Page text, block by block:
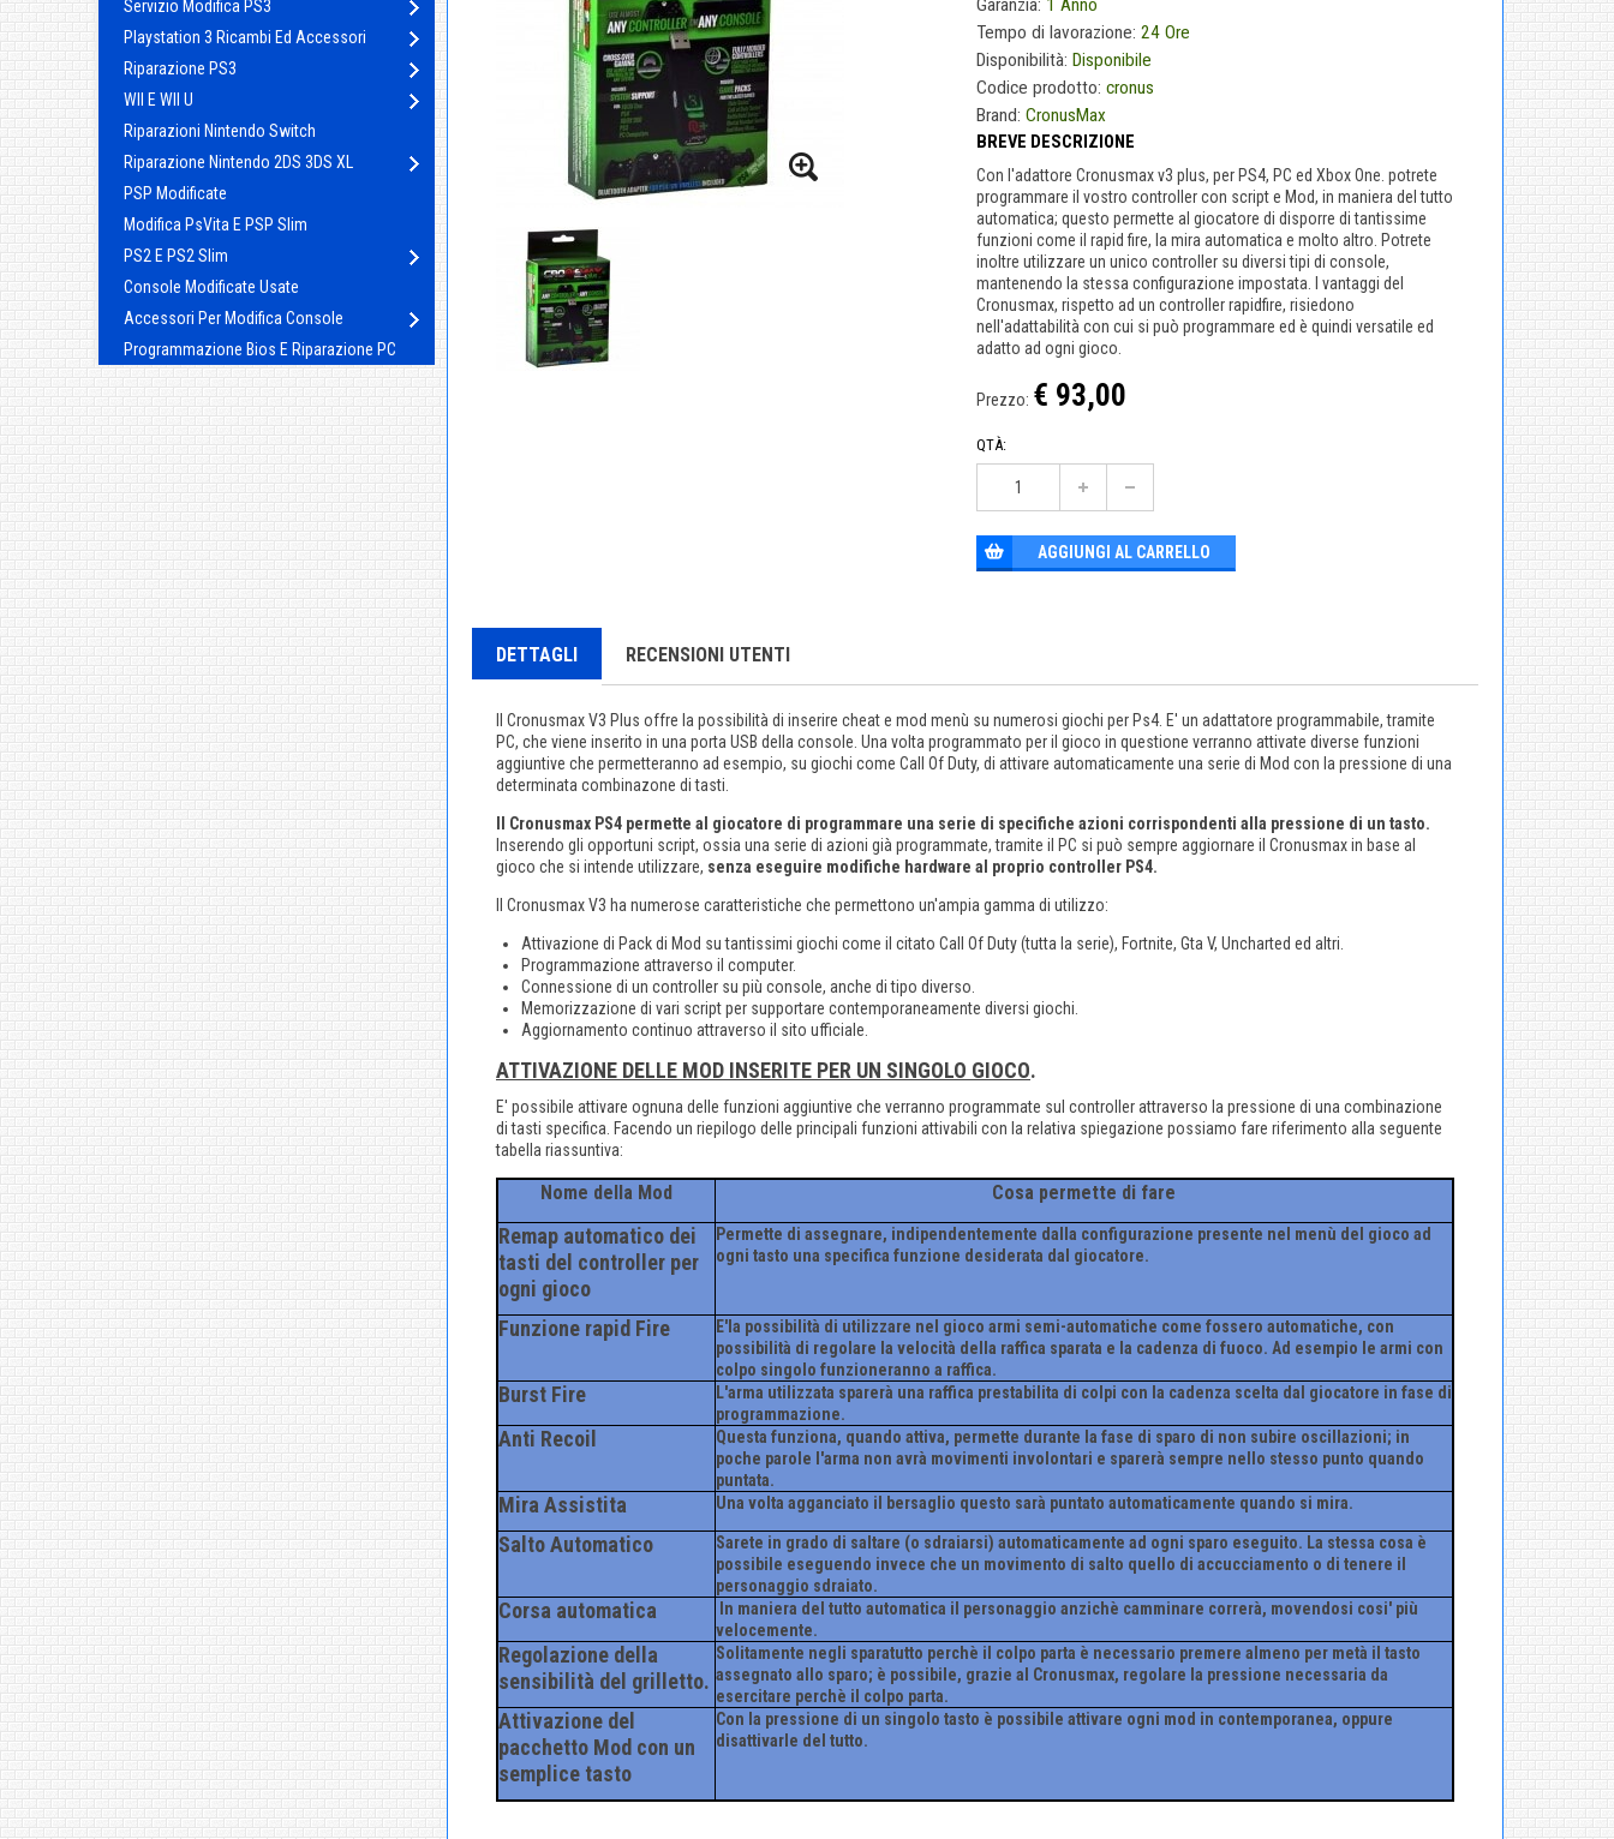
Servizio Modifica PS3
Playstation 3 Ricambi Ed Accessori
Riparazione PS3
WII E WII U
Riparazioni Nintendo Switch
Riparazione Nintendo 2DS 3DS XL
PSP Modificate
Modifica PsVita E PSP Slim
PS2 E PS2 Slim
Console Modificate Usate
Accessori Per Modifica Console
Programmazione Bios E Riparazione PC
Garanzia: 1 Anno
Tempo di lavorazione: 24 Ore
Disponibilità: Disponibile
Codice prodotto: cronus
Brand: CronusMax
BREVE DESCRIZIONE
Con l'adattore Cronusmax v3 plus, per PS4, PC ed Xbox One. potrete
programmare il vostro controller con script e Mod, in maniera del tutto
automatica; questo permette al giocatore di disporre di tantissime
funzioni come il rapid fire, la mira automatica e molto altro. Potrete
inoltre utilizzare un unico controller su diversi tipi di console,
mantenendo la stessa configurazione impostata. I vantaggi del
Cronusmax, rispetto ad un controller rapidfire, risiedono
nell'adattabilità con cui si può programmare ed è quindi versatile ed
adatto ad ogni gioco.
Prezzo: € 93,00
QTÀ:
AGGIUNGI AL CARRELLO
DETTAGLI RECENSIONI UTENTI
Il Cronusmax V3 Plus offre la possibilità di inserire cheat e mod menù su numerosi giochi per Ps4. E' un adattatore programmabile, tramite
PC, che viene inserito in una porta USB della console. Una volta programmato per il gioco in questione verranno attivate diverse funzioni
aggiuntive che permetteranno ad esempio, su giochi come Call Of Duty, di attivare automaticamente una serie di Mod con la pressione di una
determinata combinazone di tasti.
Il Cronusmax PS4 permette al giocatore di programmare una serie di specifiche azioni corrispondenti alla pressione di un tasto.
Inserendo gli opportuni script, ossia una serie di azioni già programmate, tramite il PC si può sempre aggiornare il Cronusmax in base al
gioco che si intende utilizzare, senza eseguire modifiche hardware al proprio controller PS4.
Il Cronusmax V3 ha numerose caratteristiche che permettono un'ampia gamma di utilizzo:
Attivazione di Pack di Mod su tantissimi giochi come il citato Call Of Duty (tutta la serie), Fortnite, Gta V, Uncharted ed altri.
Programmazione attraverso il computer.
Connessione di un controller su più console, anche di tipo diverso.
Memorizzazione di vari script per supportare contemporaneamente diversi giochi.
Aggiornamento continuo attraverso il sito ufficiale.
ATTIVAZIONE DELLE MOD INSERITE PER UN SINGOLO GIOCO.
E' possibile attivare ognuna delle funzioni aggiuntive che verranno programmate sul controller attraverso la pressione di una combinazione
di tasti specifica. Facendo un riepilogo delle principali funzioni attivabili con la relativa spiegazione possiamo fare riferimento alla seguente
tabella riassuntiva:
Nome della Mod Cosa permette di fare
Remap automatico dei
tasti del controller per
ogni gioco
Permette di assegnare, indipendentemente dalla configurazione presente nel menù del gioco ad
ogni tasto una specifica funzione desiderata dal giocatore.
Funzione rapid Fire
E'la possibilità di utilizzare nel gioco armi semi-automatiche come fossero automatiche, con
possibilità di regolare la velocità della raffica sparata e la cadenza di fuoco. Ad esempio le armi con
colpo singolo funzioneranno a raffica.
Burst Fire
L'arma utilizzata sparerà una raffica prestabilita di colpi con la cadenza scelta dal giocatore in fase di
programmazione.
Anti Recoil
Questa funziona, quando attiva, permette durante la fase di sparo di non subire oscillazioni; in
poche parole l'arma non avrà movimenti involontari e sparerà sempre nello stesso punto quando
puntata.
Mira Assistita Una volta agganciato il bersaglio questo sarà puntato automaticamente quando si mira.
Salto Automatico
Sarete in grado di saltare (o sdraiarsi) automaticamente ad ogni sparo eseguito. La stessa cosa è
possibile eseguendo invece che un movimento di salto quello di accucciamento o di tenere il
personaggio sdraiato.
Corsa automatica
In maniera del tutto automatica il personaggio anzichè camminare correrà, movendosi cosi' più
velocemente.
Regolazione della
sensibilità del grilletto.
Solitamente negli sparatutto perchè il colpo parta è necessario premere almeno per metà il tasto
assegnato allo sparo; è possibile, grazie al Cronusmax, regolare la pressione necessaria da
esercitare perchè il colpo parta.
Attivazione del
pacchetto Mod con un
semplice tasto
Con la pressione di un singolo tasto è possibile attivare ogni mod in contemporanea, oppure
disattivarle del tutto.